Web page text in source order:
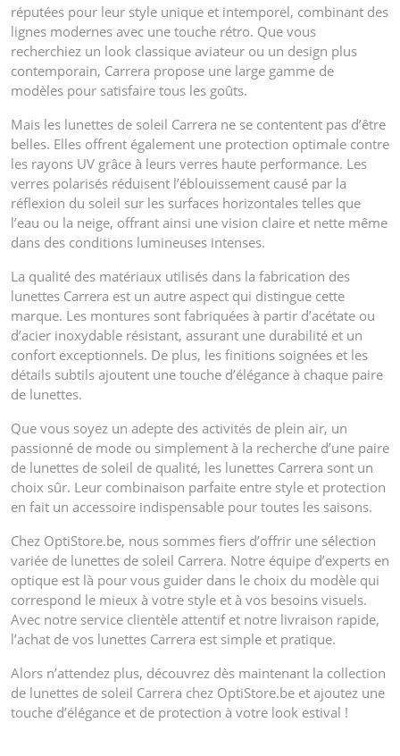
réputées pour leur style unique et intemporel, combinant des
lignes modernes avec une touche rétro. Que vous
recherchiez un look classique aviateur ou un design plus
contemporain, Carrera propose une large gamme de
modèles pour satisfaire tous les goûts.
Mais les lunettes de soleil Carrera ne se contentent pas d’être
belles. Elles offrent également une protection optimale contre
les rayons UV grâce à leurs verres haute performance. Les
verres polarisés réduisent l’éblouissement causé par la
réflexion du soleil sur les surfaces horizontales telles que
l’eau ou la neige, offrant ainsi une vision claire et nette même
dans des conditions lumineuses intenses.
La qualité des matériaux utilisés dans la fabrication des
lunettes Carrera est un autre aspect qui distingue cette
marque. Les montures sont fabriquées à partir d’acétate ou
d’acier inoxydable résistant, assurant une durabilité et un
confort exceptionnels. De plus, les finitions soignées et les
détails subtils ajoutent une touche d’élégance à chaque paire
de lunettes.
Que vous soyez un adepte des activités de plein air, un
passionné de mode ou simplement à la recherche d’une paire
de lunettes de soleil de qualité, les lunettes Carrera sont un
choix sûr. Leur combinaison parfaite entre style et protection
en fait un accessoire indispensable pour toutes les saisons.
Chez OptiStore.be, nous sommes fiers d’offrir une sélection
variée de lunettes de soleil Carrera. Notre équipe d’experts en
optique est là pour vous guider dans le choix du modèle qui
correspond le mieux à votre style et à vos besoins visuels.
Avec notre service clientèle attentif et notre livraison rapide,
l’achat de vos lunettes Carrera est simple et pratique.
Alors n’attendez plus, découvrez dès maintenant la collection
de lunettes de soleil Carrera chez OptiStore.be et ajoutez une
touche d’élégance et de protection à votre look estival !